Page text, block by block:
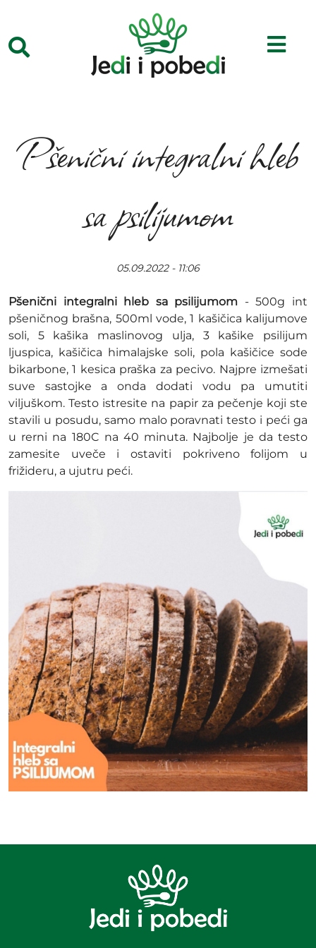
Pšenični integralni hleb
sa psilijumom
05.09.2022 - 11:06
Pšenični integralni hleb sa psilijumom - 500g int
pšeničnog brašna, 500ml vode, 1 kašičica kalijumove
soli, 5 kašika maslinovog ulja, 3 kašike psilijum
ljuspica, kašičica himalajske soli, pola kašičice sode
bikarbone, 1 kesica praška za pecivo. Najpre izmešati
suve sastojke a onda dodati vodu pa umutiti
viljuškom. Testo istresite na papir za pečenje koji ste
stavili u posudu, samo malo poravnati testo i peći ga
u rerni na 180C na 40 minuta. Najbolje je da testo
zamesite uveče i ostaviti pokriveno folijom u
frižideru, a ujutru peći.